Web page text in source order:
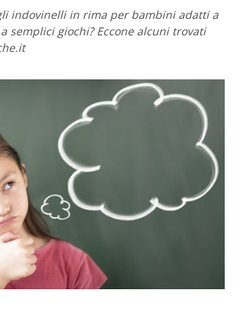
indovinelli in rima per bambini adatti a
semplici giochi? Eccone alcuni trovati